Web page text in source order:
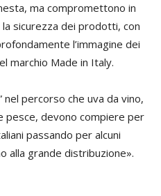
ma compromettono in
sicurezza dei prodotti, con
l’immagine dei
marchio Made in Italy.
nel percorso che uva da vino,
pesce, devono compiere per
passando per alcuni
alla grande distribuzione».